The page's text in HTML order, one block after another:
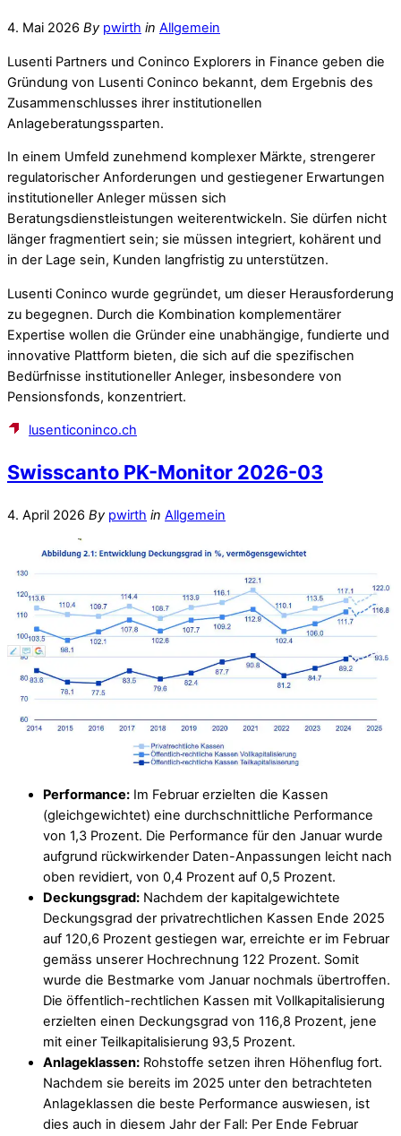
4. Mai 2026 By pwirth in Allgemein
Lusenti Partners und Coninco Explorers in Finance geben die
Gründung von Lusenti Coninco bekannt, dem Ergebnis des
Zusammenschlusses ihrer institutionellen
Anlageberatungssparten.
In einem Umfeld zunehmend komplexer Märkte, strengerer
regulatorischer Anforderungen und gestiegener Erwartungen
institutioneller Anleger müssen sich
Beratungsdienstleistungen weiterentwickeln. Sie dürfen nicht
länger fragmentiert sein; sie müssen integriert, kohärent und
in der Lage sein, Kunden langfristig zu unterstützen.
Lusenti Coninco wurde gegründet, um dieser Herausforderung
zu begegnen. Durch die Kombination komplementärer
Expertise wollen die Gründer eine unabhängige, fundierte und
innovative Plattform bieten, die sich auf die spezifischen
Bedürfnisse institutioneller Anleger, insbesondere von
Pensionsfonds, konzentriert.
lusenticoninco.ch
Swisscanto PK-Monitor 2026-03
4. April 2026 By pwirth in Allgemein
Performance: Im Februar erzielten die Kassen
(gleichgewichtet) eine durchschnittliche Performance
von 1,3 Prozent. Die Performance für den Januar wurde
aufgrund rückwirkender Daten-Anpassungen leicht nach
oben revidiert, von 0,4 Prozent auf 0,5 Prozent.
Deckungsgrad: Nachdem der kapitalgewichtete
Deckungsgrad der privatrechtlichen Kassen Ende 2025
auf 120,6 Prozent gestiegen war, erreichte er im Februar
gemäss unserer Hochrechnung 122 Prozent. Somit
wurde die Bestmarke vom Januar nochmals übertroffen.
Die öffentlich-rechtlichen Kassen mit Vollkapitalisierung
erzielten einen Deckungsgrad von 116,8 Prozent, jene
mit einer Teilkapitalisierung 93,5 Prozent.
Anlageklassen: Rohstoffe setzen ihren Höhenflug fort.
Nachdem sie bereits im 2025 unter den betrachteten
Anlageklassen die beste Performance auswiesen, ist
dies auch in diesem Jahr der Fall: Per Ende Februar